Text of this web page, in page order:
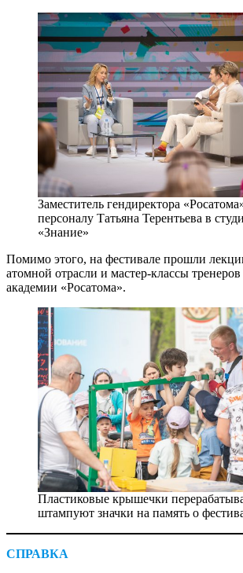
Заместитель гендиректора
персоналу Татьяна Терентьева в
«Знание»
Помимо этого, на фестивале прошли
атомной отрасли и мастер-классы
академии «Росатома».
Пластиковые крышечки
штампуют значки на память о
СПРАВКА